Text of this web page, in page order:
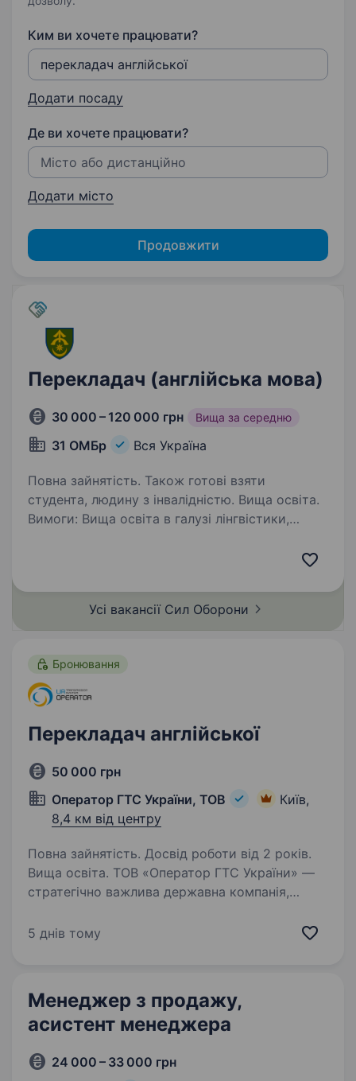
Ким ви хочете працювати?
Додати посаду
Де ви хочете працювати?
Додати місто
Продовжити
Перекладач (англійська мова)
30 000 – 120 000 грн Вища за середню
31 ОМБр Вся Україна
Повна зайнятість. Також готові взяти
студента, людину з інвалідністю. Вища освіта.
Вимоги: Вища освіта в галузі лінгвістики,
Вільне володіння англійською та української
письмового й усного перекладу; Досвід…
Усі вакансії Сил Оборони
Бронювання
Перекладач англійської
50 000 грн
Оператор ГТС України, ТОВ
Київ,
8,4 км від центру
Повна зайнятість. Досвід роботи від 2 років.
Вища освіта. ТОВ «Оператор ГТС України» —
стратегічно важлива державна компанія,
газотранспортної системи України,
5 днів тому
Менеджер з продажу,
асистент менеджера
24 000 – 33 000 грн